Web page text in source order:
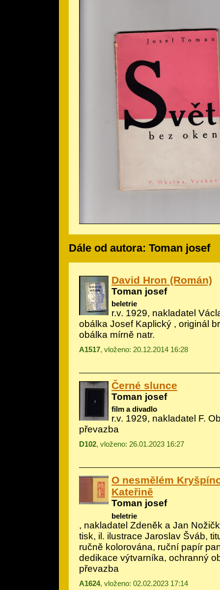
Dále od autora: Toman josef
David Hron (Román)
Toman josef
beletrie
r.v. 1929, nakladatel
obálka Josef Kaplický , originál
obálka mírně natr.
A1517, vloženo: 20.12.2014 16:28
Černé slunce
Toman josef
film a divadlo
r.v. 1929, nakladatel F.
převazba
D102, vloženo: 26.01.2023 16:27
O nesmělém
Kateřině
Toman josef
beletrie
, nakladatel Zdeněk a Jan
tisk, il. ilustrace Jaroslav Šváb,
ručně kolorována, ruční papír
dedikace výtvarníka, ochranný
převazba
A1624, vloženo: 02.02.2023 17:14